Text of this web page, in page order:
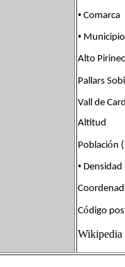
• Comarca
•
Alto
Pallars
Vall de
Altitud
Población
•
Código
Wikipedia